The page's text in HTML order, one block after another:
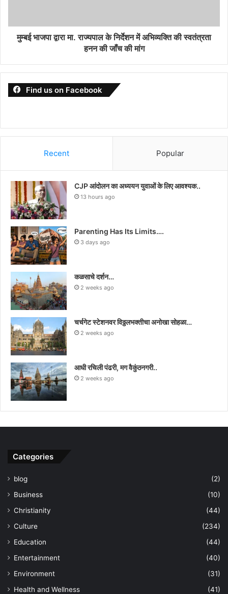
मुम्बई भाजपा द्वारा मा. राज्यपाल के निर्देशन में अभिव्यक्ति की स्वतंत्रता
हनन की जाँच की मांग
Find us on Facebook
Recent Popular
CJP आंदोलन का अध्ययन युवाओं के लिए आवश्यक..
13 hours ago
Parenting Has Its Limits….
3 days ago
कळसाचे दर्शन…
2 weeks ago
चर्चगेट स्टेशनवर विठ्ठलभक्तीचा अनोखा सोहळा…
2 weeks ago
आधी रचिली पंढरी, मग वैकुंठनगरी..
2 weeks ago
Categories
blog
(2)
Business
(10)
Christianity
(44)
Culture
(234)
Education
(44)
Entertainment
(40)
Environment
(31)
Health and Wellness
(41)